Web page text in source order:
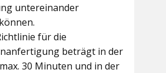
untereinander
für die
beträgt in der
max. 30 Minuten und in der